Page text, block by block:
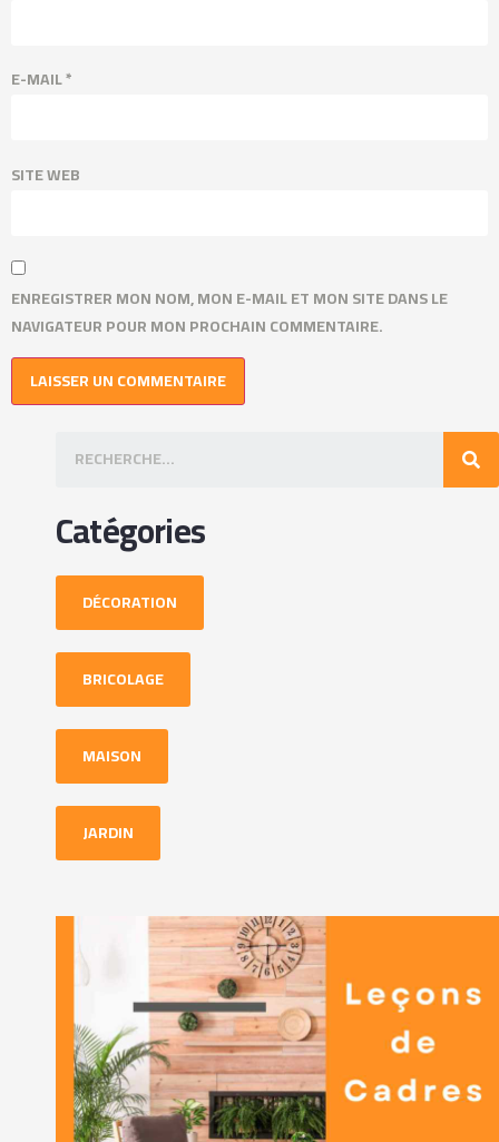
E-MAIL*
SITE WEB
ENREGISTRER MON NOM, MON E-MAIL ET MON SITE DANS LE
NAVIGATEUR POUR MON PROCHAIN COMMENTAIRE.
Catégories
DÉCORATION
BRICOLAGE
MAISON
JARDIN